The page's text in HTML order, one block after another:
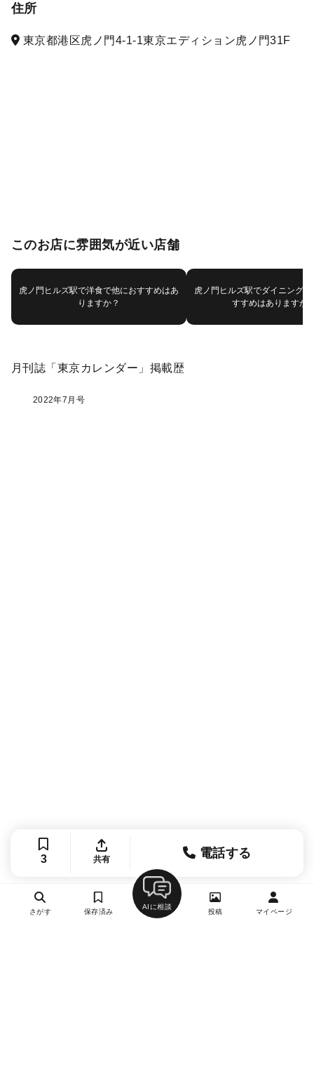
住所
東京都港区虎ノ門4-1-1東京エディション虎ノ門31F
このお店に雰囲気が近い店舗
虎ノ門ヒルズ駅で洋食で他におすすめはあ
りますか？
虎ノ門ヒルズ駅でダイニング
すすめはありますか
月刊誌「東京カレンダー」掲載歴
2022年7月号
3 共有 電話する
さがす 保存済み
AIに相談
投稿 マイページ